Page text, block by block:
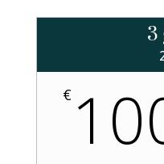
3
€